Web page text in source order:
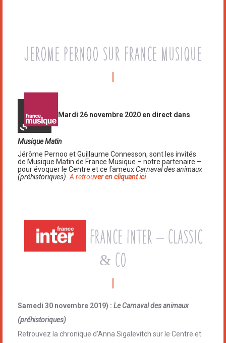
Jerome Pernoo sur France musique
Mardi 26 novembre 2020 en direct dans
Musique Matin
Jérôme Pernoo et Guillaume Connesson, sont les invités
de Musique Matin de France Musique – notre partenaire –
pour évoquer le Centre et ce fameuxCarnaval des animaux
(préhistoriques). A retrouver en cliquant ici
France Inter – Classic
& Co
Samedi 30 novembre 2019) : Le Carnaval des animaux
(préhistoriques)
Retrouvez la chronique d’Anna Sigalevitch sur le Centre et